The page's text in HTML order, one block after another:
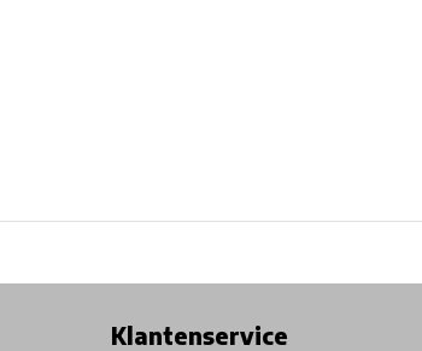
Klantenservice